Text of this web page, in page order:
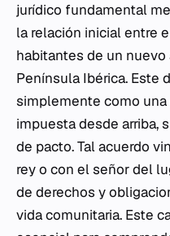
jurídico fundamental
la relación inicial entre
habitantes de un
Península Ibérica. Este
simplemente como
impuesta desde arriba,
de pacto. Tal acuerdo
rey o con el señor del
de derechos y
vida comunitaria. Este